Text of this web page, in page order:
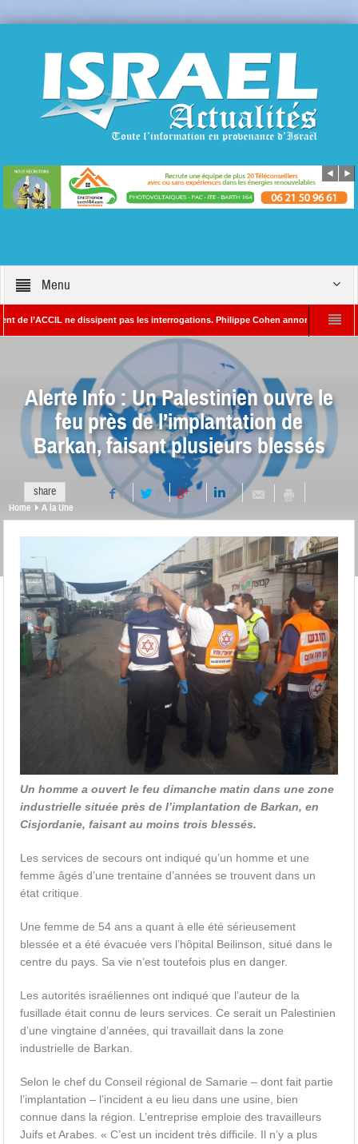
Menu
ne dissipent pas les interrogations. Philippe Cohen annonce se réserver le
– Rédacteur en chef d’Israël Actualités L’Iran menace de frapper Tel-
Alerte Info : Un Palestinien ouvre le
feu près de l’implantation de
Barkan, faisant plusieurs blessés
share 0 0 0
Home A la Une
Un homme a ouvert le feu dimanche matin dans une zone
industrielle située près de l’implantation de Barkan, en
Cisjordanie, faisant au moins trois blessés.
Les services de secours ont indiqué qu’un homme et une
femme âgés d’une trentaine d’années se trouvent dans un
état critique.
Une femme de 54 ans a quant à elle été sérieusement
blessée et a été évacuée vers l’hôpital Beilinson, situé dans le
centre du pays. Sa vie n’est toutefois plus en danger.
Les autorités israéliennes ont indiqué que l’auteur de la
fusillade était connu de leurs services. Ce serait un Palestinien
d’une vingtaine d’années, qui travaillait dans la zone
industrielle de Barkan.
Selon le chef du Conseil régional de Samarie – dont fait partie
l’implantation – l’incident a eu lieu dans une usine, bien
connue dans la région. L’entreprise emploie des travailleurs
Juifs et Arabes. « C’est un incident très difficile. Il n’y a plus